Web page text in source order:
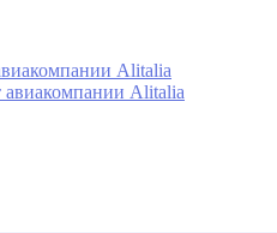
Alitalia
Alitalia